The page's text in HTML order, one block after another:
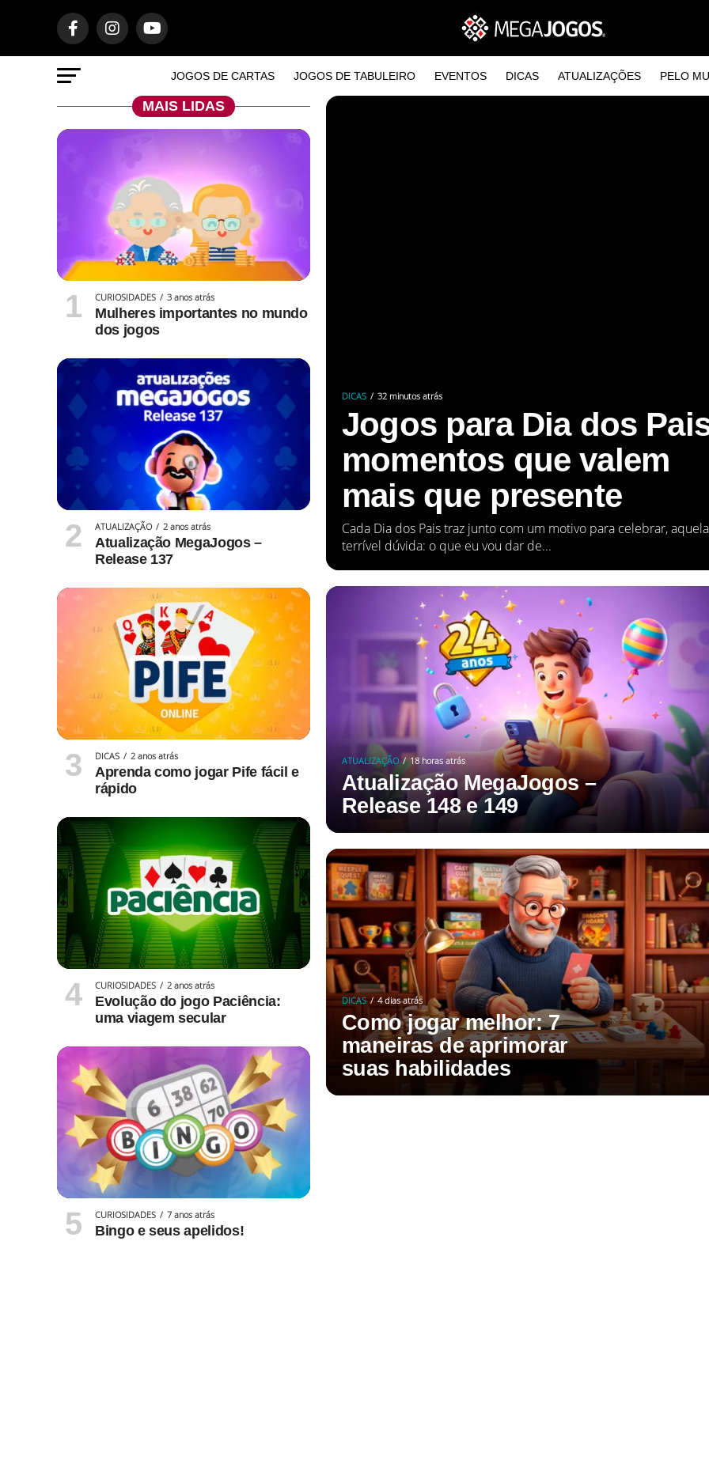
JOGOS DE CARTAS JOGOS DE TABULEIRO EVENTOS DICAS ATUALIZAÇÕES PELO
DICAS 32 minutos atrás
Jogos para Dia dos
momentos que valem
mais que presente
Cada Dia dos Pais traz junto com um motivo para celebrar, aquela
terrível dúvida: o que eu vou dar de...
ATUALIZAÇÃO 18 horas atrás
Atualização MegaJogos –
Release 148 e 149
DICAS 4 dias atrás
Como jogar melhor: 7
maneiras de aprimorar
suas habilidades
MAIS LIDAS
CURIOSIDADES 3 anos atrás
Mulheres importantes no mundo
dos jogos
ATUALIZAÇÃO 2 anos atrás
Atualização MegaJogos –
Release 137
DICAS 2 anos atrás
Aprenda como jogar Pife fácil e
rápido
CURIOSIDADES 2 anos atrás
Evolução do jogo Paciência:
uma viagem secular
CURIOSIDADES 7 anos atrás
Bingo e seus apelidos!